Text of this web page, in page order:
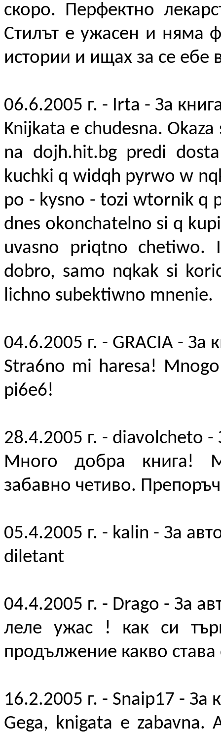
скоро. Перфектно
Стилът е ужасен и няма
истории и ищах за се ебе
06.6.2005 г. - Irta - За
Knijkata e chudesna.
na dojh.hit.bg predi
kuchki q widqh pyrwo w
po - kysno - tozi wtornik q
dnes okonchatelno si q
uvasno priqtno
dobro, samo nqkak si
lichno subektiwno mnenie.
04.6.2005 г. - GRACIA - За
Stra6no mi haresa!
pi6e6!
28.4.2005 г. - diavolcheto -
Много добра книга!
забавно четиво.
05.4.2005 г. - kalin - За
diletant
04.4.2005 г. - Drago - За
леле ужас ! как си
продължение какво
16.2.2005 г. - Snaip17 - За
Gega, knigata e